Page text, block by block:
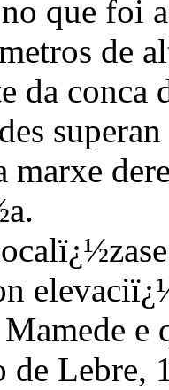
que foi
de
da
marxe
e
de Lebre,